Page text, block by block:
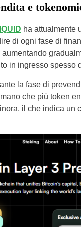
e
ha attualmente
di ogni fase di
in ingresso spesso
la fase di
che più token
il che indica un